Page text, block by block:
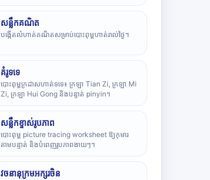
សន្លឹកគណិត
បង្កើតលំហាត់គណិតសម្រាប់បោះពុម្ពហាត់រាល់ថ្ងៃ។
គំរូទទេ
បោះពុម្ពក្រដាសហាត់ទទេ៖ ក្រឡា Tian Zi, ក្រឡា Mi
Zi, ក្រឡា Hui Gong និងបន្ទាត់ pinyin។
សន្លឹកខ្ទាស់រូបភាព
បោះពុម្ព picture tracing worksheet ឱ្យកុមារ
តាមបន្ទាត់ និងបំពេញរូបភាពងាយៗ។
វចនានុក្រមអក្សរចិន